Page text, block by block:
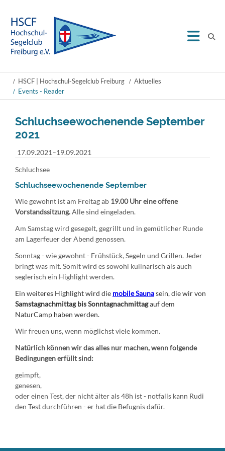
HSCF | Hochschul-Segelclub Freiburg
Aktuelles
Events - Reader
Schluchseewochenende September
2021
17.09.2021–19.09.2021
Schluchsee
Schluchseewochenende September
Wie gewohnt ist am Freitag ab 19.00 Uhr eineoffene
Vorstandssitzung.Alle sind eingeladen.
Am Samstag wird gesegelt, gegrillt und in gemütlicher Runde
am Lagerfeuer der Abend genossen.
Sonntag - wie gewohnt - Frühstück, Segeln und Grillen. Jeder
bringt was mit. Somit wird es sowohl kulinarisch als auch
seglerisch ein Highlight werden.
Ein weiteres Highlight wird die mobile Saunasein, die wir von
Samstagnachmittag bis Sonntagnachmittagauf dem
NaturCamp haben werden.
Wir freuen uns, wenn möglichst viele kommen.
Natürlich können wir das alles nur machen, wenn folgende
Bedingungen erfüllt sind:
geimpft,
genesen,
oder einen Test, der nicht älter als 48h ist - notfalls kann Rudi
den Test durchführen - er hat die Befugnis dafür.